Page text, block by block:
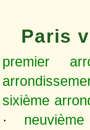
Paris
premier
sixième
·